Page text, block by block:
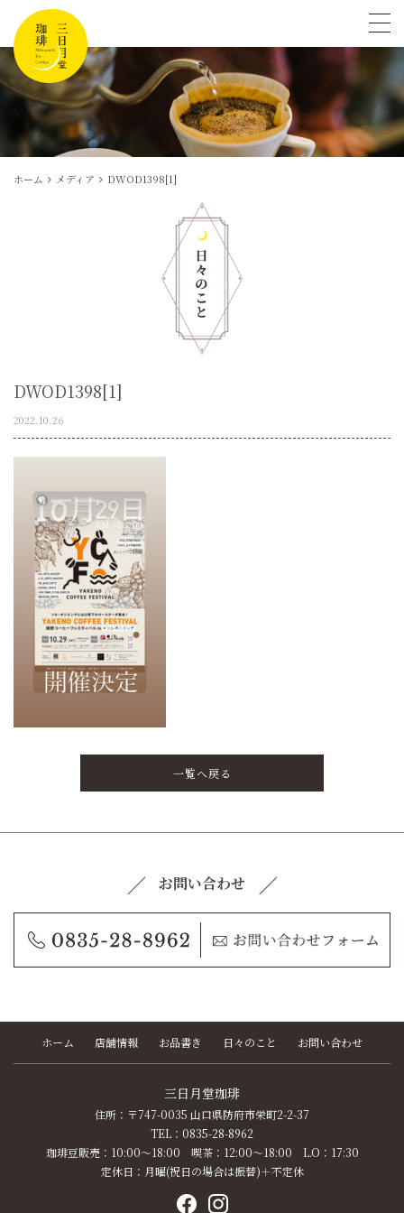
ホーム メディア DWOD1398[1]
DWOD1398[1]
2022.10.26
一覧へ戻る
お問い合わせ
ホーム 店舗情報 お品書き 日々のこと お問い合わせ
三日月堂珈琲
住所：〒747-0035 山口県防府市栄町2-2-37
TEL：0835-28-8962
珈琲豆販売：10:00〜18:00 喫茶：12:00〜18:00 L.O：17:30
定休日：月曜(祝日の場合は振替)＋不定休